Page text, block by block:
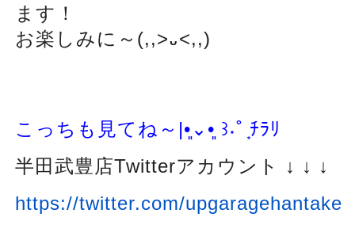
ます！
お楽しみに～(,,>᎑<,,)
こっちも見てね～|•͈ ⌄ •͈ ꒱˖˚ ﾁﾗﾘ
半田武豊店Twitterアカウント ↓ ↓ ↓
https://twitter.com/upgaragehantake